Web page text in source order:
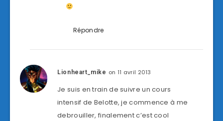
Répondre
Lionheart_mike on 11 avril 2013
Je suis en train de suivre un cours
intensif de Belotte, je commence à me
debrouiller, finalement c’est cool